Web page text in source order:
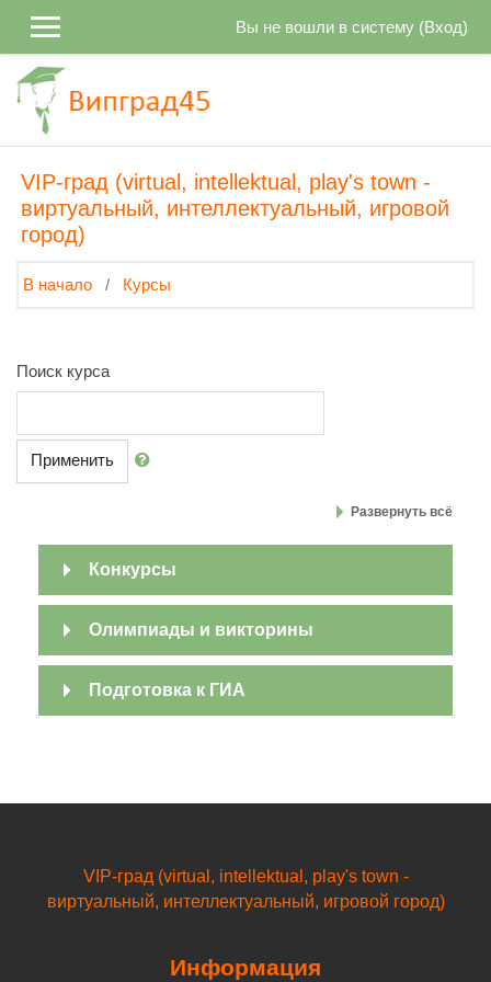
Вы не вошли в систему (Вход)
VIP-град (virtual, intellektual, play's town -
виртуальный, интеллектуальный, игровой
город)
В начало Курсы
Поиск курса
Применить
Развернуть всё
Конкурсы
Олимпиады и викторины
Подготовка к ГИА
VIP-град (virtual, intellektual, play's town -
виртуальный, интеллектуальный, игровой город)
Информация